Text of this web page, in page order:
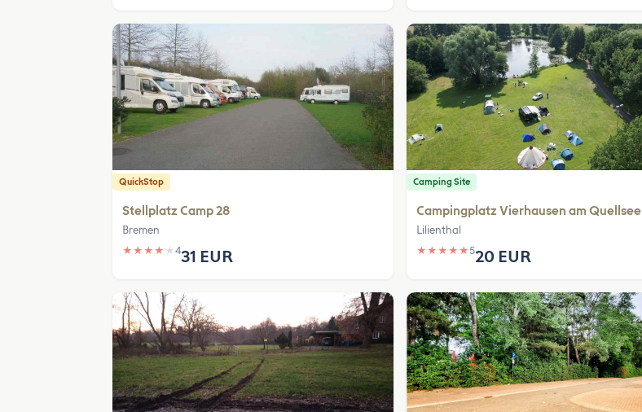
QuickStop
Stellplatz Camp 28
Bremen
★ ★ ★ ★ ★ 431 EUR
Camping Site
Campingplatz Vierhausen am Quellsee
Lilienthal
★ ★ ★ ★ ★520 EUR